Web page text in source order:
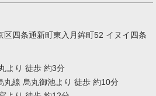
区四条通新町東入月鉾町52 イヌイ四条
より 徒歩 約3分
丸線 烏丸御池より 徒歩 約10分